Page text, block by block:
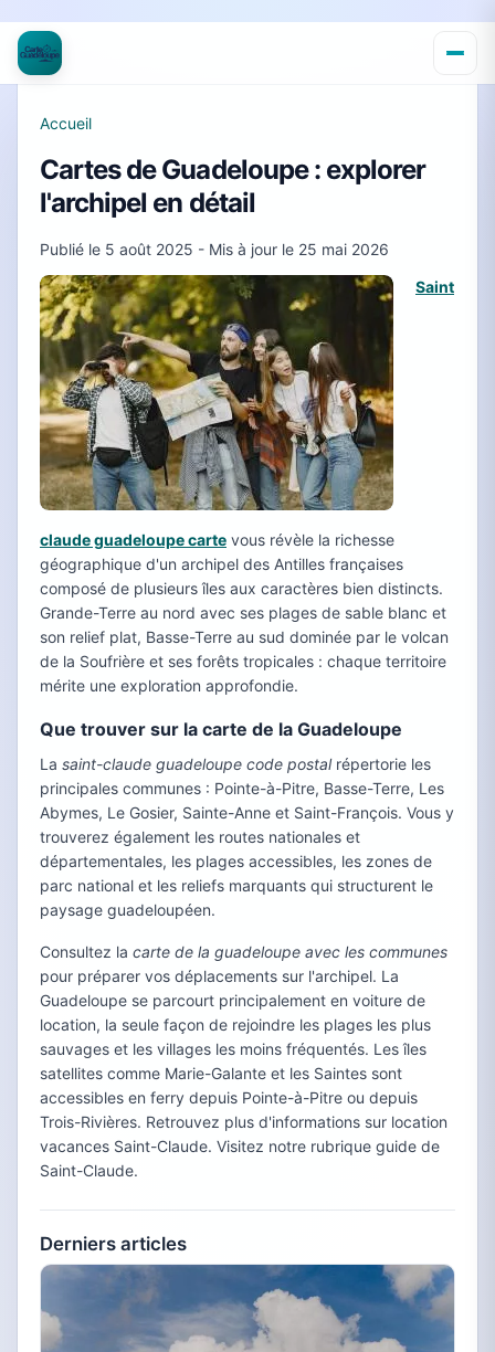
Accueil
Cartes de Guadeloupe : explorer
l'archipel en détail
Publié le 5 août 2025 - Mis à jour le 25 mai 2026
Saint
claude guadeloupe carte vous révèle la richesse
géographique d'un archipel des Antilles françaises
composé de plusieurs îles aux caractères bien distincts.
Grande-Terre au nord avec ses plages de sable blanc et
son relief plat, Basse-Terre au sud dominée par le volcan
de la Soufrière et ses forêts tropicales : chaque territoire
mérite une exploration approfondie.
Que trouver sur la carte de la Guadeloupe
La saint-claude guadeloupe code postalrépertorie les
principales communes : Pointe-à-Pitre, Basse-Terre, Les
Abymes, Le Gosier, Sainte-Anne et Saint-François. Vous y
trouverez également les routes nationales et
départementales, les plages accessibles, les zones de
parc national et les reliefs marquants qui structurent le
paysage guadeloupéen.
Consultez la carte de la guadeloupe avec les communes
pour préparer vos déplacements sur l'archipel. La
Guadeloupe se parcourt principalement en voiture de
location, la seule façon de rejoindre les plages les plus
sauvages et les villages les moins fréquentés. Les îles
satellites comme Marie-Galante et les Saintes sont
accessibles en ferry depuis Pointe-à-Pitre ou depuis
Trois-Rivières. Retrouvez plus d'informations sur location
vacances Saint-Claude. Visitez notre rubrique guide de
Saint-Claude.
Derniers articles